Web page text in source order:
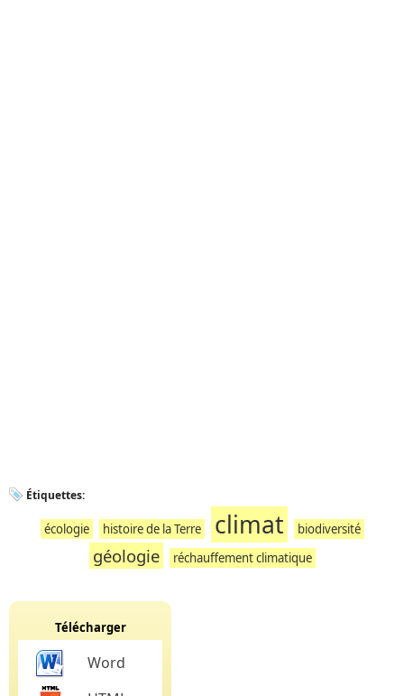
Étiquettes:
écologie histoire de la Terre climat biodiversité
géologie réchauffement climatique
Télécharger
Word